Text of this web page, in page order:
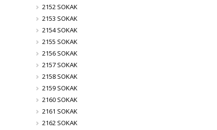
2152 SOKAK
2153 SOKAK
2154 SOKAK
2155 SOKAK
2156 SOKAK
2157 SOKAK
2158 SOKAK
2159 SOKAK
2160 SOKAK
2161 SOKAK
2162 SOKAK